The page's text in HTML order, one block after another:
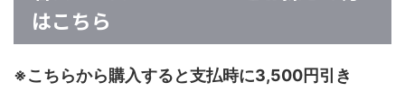
はこちら
※こちらから購入すると支払時に3,500円引き